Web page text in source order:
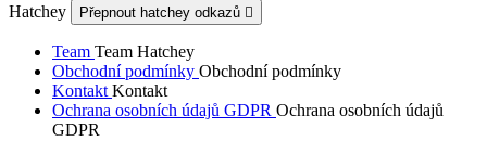
Hatchey Přepnout hatchey odkazů 
Team Team Hatchey
Obchodní podmínky Obchodní podmínky
KontaktKontakt
Ochrana osobních údajů GDPR Ochrana osobních údajů
GDPR